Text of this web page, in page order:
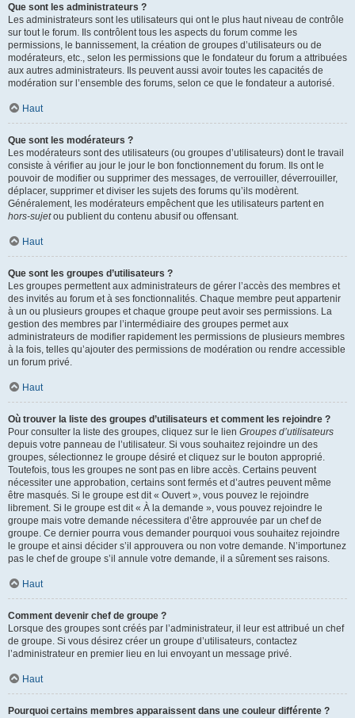
Que sont les administrateurs ?
Les administrateurs sont les utilisateurs qui ont le plus haut niveau de contrôle
sur tout le forum. Ils contrôlent tous les aspects du forum comme les
permissions, le bannissement, la création de groupes d’utilisateurs ou de
modérateurs, etc., selon les permissions que le fondateur du forum a attribuées
aux autres administrateurs. Ils peuvent aussi avoir toutes les capacités de
modération sur l’ensemble des forums, selon ce que le fondateur a autorisé.
Haut
Que sont les modérateurs ?
Les modérateurs sont des utilisateurs (ou groupes d’utilisateurs) dont le travail
consiste à vérifier au jour le jour le bon fonctionnement du forum. Ils ont le
pouvoir de modifier ou supprimer des messages, de verrouiller, déverrouiller,
déplacer, supprimer et diviser les sujets des forums qu’ils modèrent.
Généralement, les modérateurs empêchent que les utilisateurs partent en
hors-sujetou publient du contenu abusif ou offensant.
Haut
Que sont les groupes d’utilisateurs ?
Les groupes permettent aux administrateurs de gérer l’accès des membres et
des invités au forum et à ses fonctionnalités. Chaque membre peut appartenir
à un ou plusieurs groupes et chaque groupe peut avoir ses permissions. La
gestion des membres par l’intermédiaire des groupes permet aux
administrateurs de modifier rapidement les permissions de plusieurs membres
à la fois, telles qu’ajouter des permissions de modération ou rendre accessible
un forum privé.
Haut
Où trouver la liste des groupes d’utilisateurs et comment les rejoindre ?
Pour consulter la liste des groupes, cliquez sur le lien Groupes d’utilisateurs
depuis votre panneau de l’utilisateur. Si vous souhaitez rejoindre un des
groupes, sélectionnez le groupe désiré et cliquez sur le bouton approprié.
Toutefois, tous les groupes ne sont pas en libre accès. Certains peuvent
nécessiter une approbation, certains sont fermés et d’autres peuvent même
être masqués. Si le groupe est dit « Ouvert », vous pouvez le rejoindre
librement. Si le groupe est dit « À la demande », vous pouvez rejoindre le
groupe mais votre demande nécessitera d’être approuvée par un chef de
groupe. Ce dernier pourra vous demander pourquoi vous souhaitez rejoindre
le groupe et ainsi décider s’il approuvera ou non votre demande. N’importunez
pas le chef de groupe s’il annule votre demande, il a sûrement ses raisons.
Haut
Comment devenir chef de groupe ?
Lorsque des groupes sont créés par l’administrateur, il leur est attribué un chef
de groupe. Si vous désirez créer un groupe d’utilisateurs, contactez
l’administrateur en premier lieu en lui envoyant un message privé.
Haut
Pourquoi certains membres apparaissent dans une couleur différente ?